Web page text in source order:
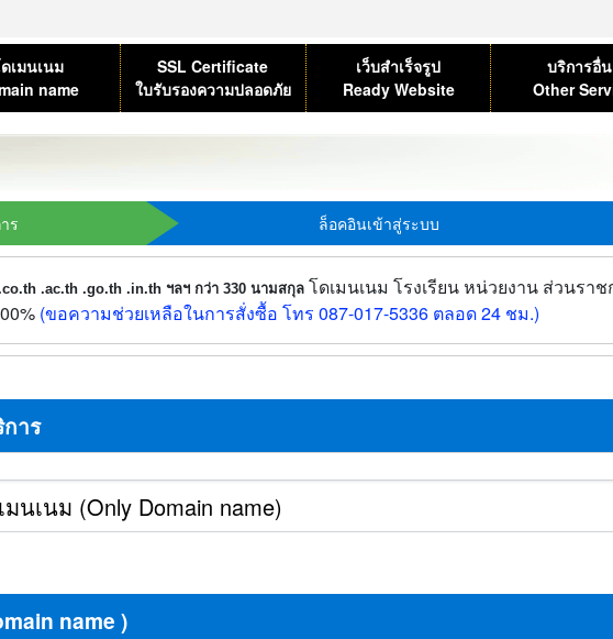
เมนเนม
name
SSL Certificate
ใบรับรองความปลอดภัย
เว็บสำเร็จรูป
Ready Website
บริการอื่
Other
ร ล็อคอินเข้าสู่ระบบ
.ac.th .go.th .in.th ฯลฯ กว่า 330 นามสกุล โดเมนเนม โรงเรียน หน่วยงาน ส่วนร
(ขอความช่วยเหลือในการสั่งซื้อ โทร 087-017-5336 ตลอด 24 ชม.)
าร
name )